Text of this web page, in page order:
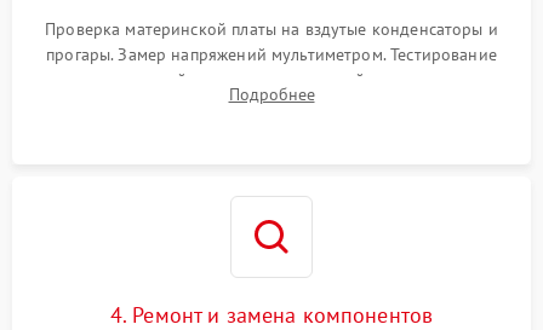
Проверка материнской платы на вздутые конденсаторы и
прогары. Замер напряжений мультиметром. Тестирование
оперативной памяти и накопителей с помощью
диагностического ПО для выявления сбойных секторов и
Подробнее
4. Ремонт и замена компонентов